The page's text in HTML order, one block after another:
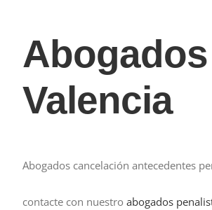
Valencia
Abogados cancelación antecedentes
contacte con nuestro abogados